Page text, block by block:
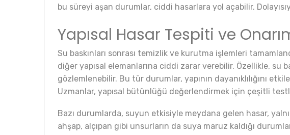
bu süreyi aşan durumlar, ciddi hasarlara yol açabilir.
Yapısal Hasar Tespiti ve
Su baskınları sonrası temizlik ve kurutma işlemleri
diğer yapısal elemanlarına ciddi zarar verebilir. Özellikle, su
gözlemlenebilir. Bu tür durumlar, yapının dayanıklılığını
Uzmanlar, yapısal bütünlüğü değerlendirmek için çeşitli
Bazı durumlarda, suyun etkisiyle meydana gelen hasar,
ahşap, alçıpan gibi unsurların da suya maruz kaldığı